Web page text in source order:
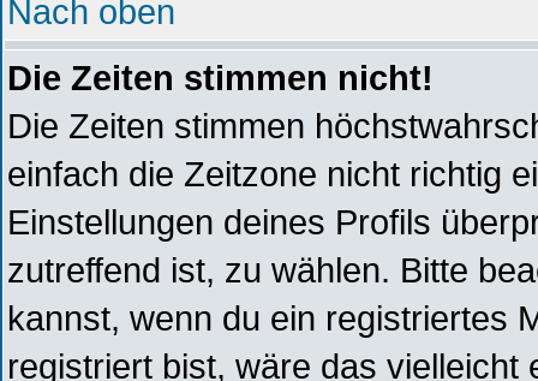
Nach oben
Die Zeiten stimmen nicht!
Die Zeiten stimmen
einfach die Zeitzone nicht richtig
Einstellungen deines Profils
zutreffend ist, zu wählen. Bitte
kannst, wenn du ein registriertes
registriert bist, wäre das vielleicht